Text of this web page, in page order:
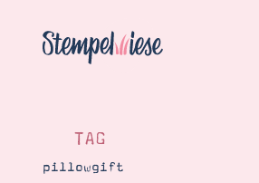
TAG
pillowgift